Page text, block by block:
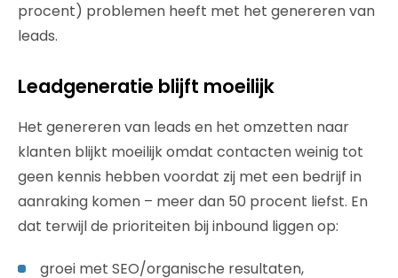
procent) problemen heeft met het genereren van
leads.
Leadgeneratie blijft moeilijk
Het genereren van leads en het omzetten naar
klanten blijkt moeilijk omdat contacten weinig tot
geen kennis hebben voordat zij met een bedrijf in
aanraking komen – meer dan 50 procent liefst. En
dat terwijl de prioriteiten bij inbound liggen op:
groei met SEO/organische resultaten,